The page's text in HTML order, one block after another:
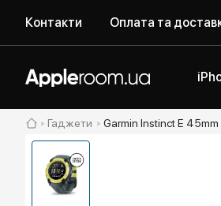
Контакти Оплата та
Гаджети Garmin Instinct E